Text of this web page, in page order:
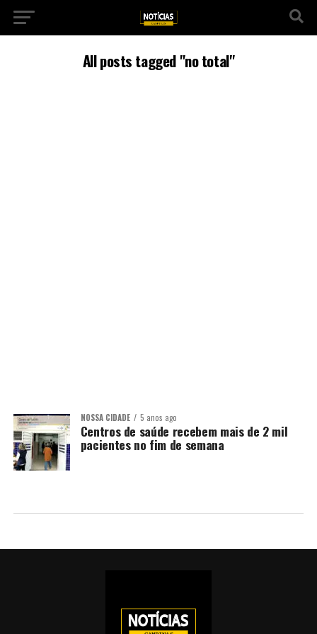
All posts tagged "no total"
NOSSA CIDADE 5 anos ago
Centros de saúde recebem mais de 2 mil
pacientes no fim de semana